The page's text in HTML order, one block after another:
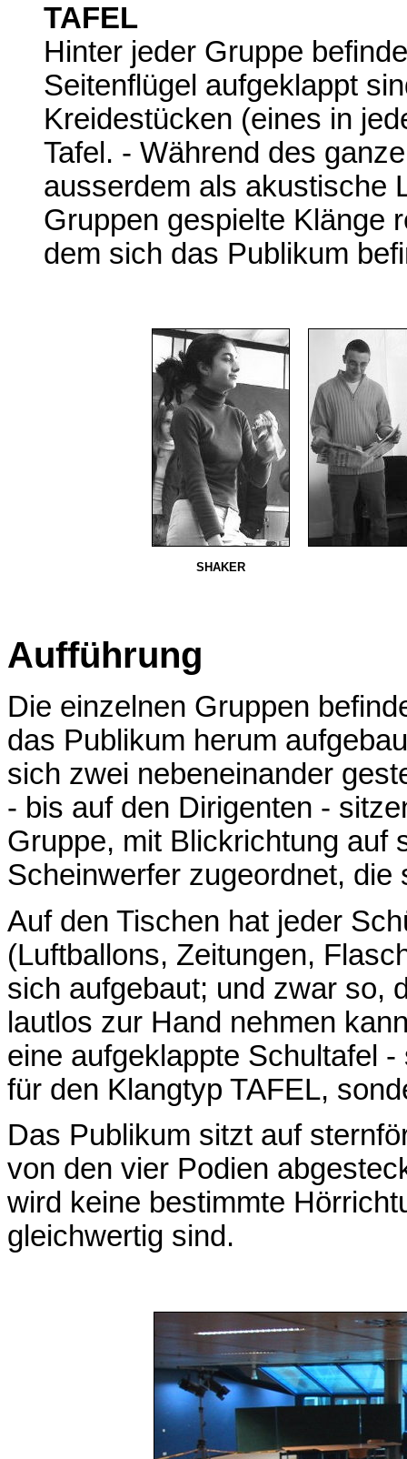
TAFEL
Hinter jeder Gruppe
Seitenflügel aufgeklappt
Kreidestücken (eines in
Tafel. - Während des
ausserdem als akustische
Gruppen gespielte Klänge
dem sich das Publikum
SHAKER
Aufführung
Die einzelnen Gruppen
das Publikum herum
sich zwei nebeneinander
- bis auf den Dirigenten -
Gruppe, mit Blickrichtung auf
Scheinwerfer zugeordnet, die
Auf den Tischen hat jeder
(Luftballons, Zeitungen,
sich aufgebaut; und zwar so,
lautlos zur Hand nehmen
eine aufgeklappte Schultafel
für den Klangtyp TAFEL,
Das Publikum sitzt auf
von den vier Podien
wird keine bestimmte
gleichwertig sind.